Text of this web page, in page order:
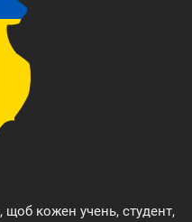
кожен учень, студент,